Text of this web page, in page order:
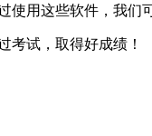
用这些软件，我们
考试，取得好成绩！